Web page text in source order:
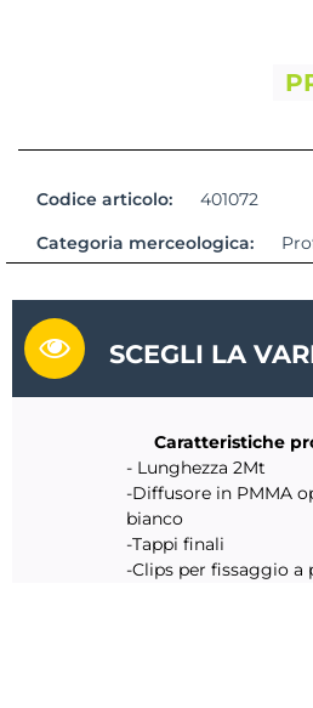
Codice articolo:
401072
Categoria merceologica:
SCEGLI LA
Caratteristiche
- Lunghezza 2Mt
-Diffusore in PMMA
bianco
-Tappi finali
-Clips per fissaggio a